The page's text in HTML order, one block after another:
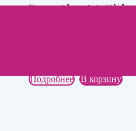
Вино About A Girl
Подробнее В корзину